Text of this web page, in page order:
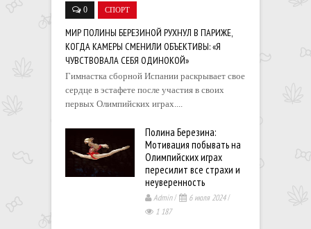
0 СПОРТ
МИР ПОЛИНЫ БЕРЕЗИНОЙ РУХНУЛ В ПАРИЖЕ,
КОГДА КАМЕРЫ СМЕНИЛИ ОБЪЕКТИВЫ: «Я
ЧУВСТВОВАЛА СЕБЯ ОДИНОКОЙ»
Гимнастка сборной Испании раскрывает свое
сердце в эстафете после участия в своих
первых Олимпийских играх....
Полина Березина:
Мотивация побывать на
Олимпийских играх
пересилит все страхи и
неуверенность
Admin/ 6 июля 2024/
1 187